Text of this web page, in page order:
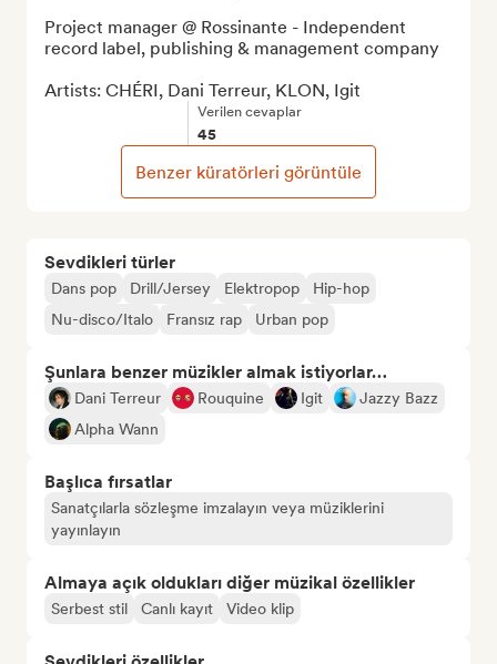
Sevdikleri türler
Dans pop Drill/Jersey Elektropop
Hip-hop
Nu-disco/Italo
Fransız rap Urban pop
Şunlara benzer müzikler almak istiyorlar…
Dani Terreur Rouquine Igit
Jazzy Bazz
Alpha Wann
Başlıca fırsatlar
Sanatçılarla sözleşme imzalayın veya müziklerini
yayınlayın
Almaya açık oldukları diğer müzikal özellikler
Serbest stil Canlı kayıt Video klip
Project manager @ Rossinante - Independent
record label, publishing & management company
Artists: CHÉRI, Dani Terreur, KLON, Igit
Verilen cevaplar
45
Benzer küratörleri görüntüle